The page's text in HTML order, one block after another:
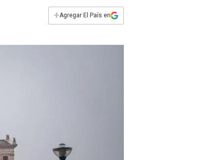
+Agregar El País en